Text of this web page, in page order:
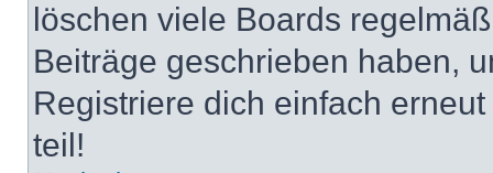
löschen viele Boards
Beiträge geschrieben haben,
Registriere dich einfach
teil!